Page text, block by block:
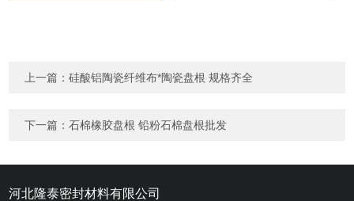
上一篇：硅酸铝陶瓷纤维布*陶瓷盘根 规格齐全
下一篇：石棉橡胶盘根 铅粉石棉盘根批发
河北隆泰密封材料有限公司